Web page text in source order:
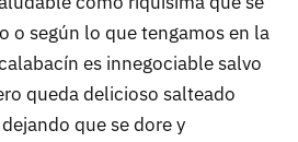
o según lo que tengamos en la
es innegociable salvo
queda delicioso salteado
que se dore y